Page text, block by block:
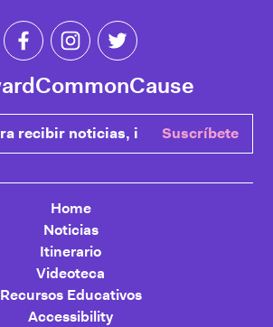
Like Toward Common Cause on
Follow Toward Common
noticias, ingrese su correo
Suscríbete
Home
Noticias
Itinerario
Videoteca
Recursos Educativos
Accessibility